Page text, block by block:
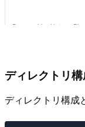
ディレクトリ
ディレクトリ構成